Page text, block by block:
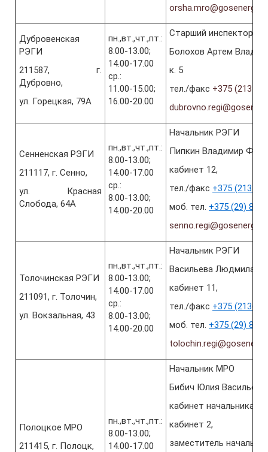
Дубровенская
РЭГИ
211587, г.
Дубровно,
ул. Горецкая, 79А
пн.,вт.,чт.,пт.:
8.00-13.00;
14.00-17.00
ср.:
11.00-15.00;
16.00-20.00
Старший инспектор
Болохов Артем
к. 5
тел./факс +375 (2137)
Сенненская РЭГИ
211117, г. Сенно,
ул. Красная
Слобода, 64А
пн.,вт.,чт.,пт.:
8.00-13.00;
14.00-17.00
ср.:
8.00-13.00;
14.00-20.00
Начальник РЭГИ
Пипкин Владимир
кабинет 12,
тел./факс +375 (2135)
моб. тел. +375 (29)
Толочинская РЭГИ
211091, г. Толочин,
ул. Вокзальная, 43
пн.,вт.,чт.,пт.:
8.00-13.00;
14.00-17.00
ср.:
8.00-13.00;
14.00-20.00
Начальник РЭГИ
Васильева Людмила
кабинет 11,
тел./факс +375 (2136)
моб. тел. +375 (29)
Полоцкое МРО
211415, г. Полоцк,
пн.,вт.,чт.,пт.:
8.00-13.00;
14.00-17.00
Начальник МРО
Бибич Юлия
кабинет начальника
кабинет 2,
заместитель